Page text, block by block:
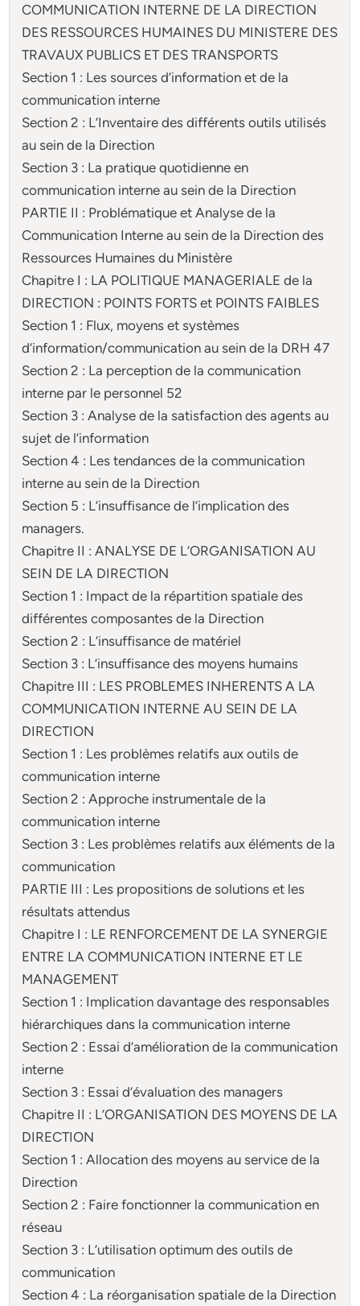
COMMUNICATION INTERNE DE LA DIRECTION
DES RESSOURCES HUMAINES DU MINISTERE DES
TRAVAUX PUBLICS ET DES TRANSPORTS
Section 1 : Les sources d’information et de la
communication interne
Section 2 : L’Inventaire des différents outils utilisés
au sein de la Direction
Section 3 : La pratique quotidienne en
communication interne au sein de la Direction
PARTIE II : Problématique et Analyse de la
Communication Interne au sein de la Direction des
Ressources Humaines du Ministère
Chapitre I : LA POLITIQUE MANAGERIALE de la
DIRECTION : POINTS FORTS et POINTS FAIBLES
Section 1 : Flux, moyens et systèmes
d’information/communication au sein de la DRH 47
Section 2 : La perception de la communication
interne par le personnel 52
Section 3 : Analyse de la satisfaction des agents au
sujet de l’information
Section 4 : Les tendances de la communication
interne au sein de la Direction
Section 5 : L’insuffisance de l’implication des
managers.
Chapitre II : ANALYSE DE L’ORGANISATION AU
SEIN DE LA DIRECTION
Section 1 : Impact de la répartition spatiale des
différentes composantes de la Direction
Section 2 : L’insuffisance de matériel
Section 3 : L’insuffisance des moyens humains
Chapitre III : LES PROBLEMES INHERENTS A LA
COMMUNICATION INTERNE AU SEIN DE LA
DIRECTION
Section 1 : Les problèmes relatifs aux outils de
communication interne
Section 2 : Approche instrumentale de la
communication interne
Section 3 : Les problèmes relatifs aux éléments de la
communication
PARTIE III : Les propositions de solutions et les
résultats attendus
Chapitre I : LE RENFORCEMENT DE LA SYNERGIE
ENTRE LA COMMUNICATION INTERNE ET LE
MANAGEMENT
Section 1 : Implication davantage des responsables
hiérarchiques dans la communication interne
Section 2 : Essai d’amélioration de la communication
interne
Section 3 : Essai d’évaluation des managers
Chapitre II : L’ORGANISATION DES MOYENS DE LA
DIRECTION
Section 1 : Allocation des moyens au service de la
Direction
Section 2 : Faire fonctionner la communication en
réseau
Section 3 : L’utilisation optimum des outils de
communication
Section 4 : La réorganisation spatiale de la Direction